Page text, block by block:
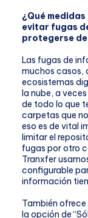
¿Qué
evitar fugas
protegerse
Las fugas de
muchos casos,
ecosistemas
la nube, a
de todo lo que
carpetas que
eso es de vital
limitar el
fugas por otro
Tranxfer
configurable
información
También
la opción de